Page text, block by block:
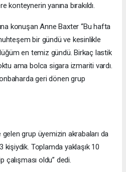
yanına bırakıldı.
konuşan Anne Baxter “Bu hafta
bir gündü ve kesinlikle
en temiz gündü. Birkaç lastik
ama bolca sigara izmariti vardı.
geri dönen grup
grup üyemizin akrabaları da
Toplamda yaklaşık 10
çalışması oldu” dedi.